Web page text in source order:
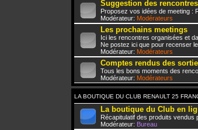
Suggestion des rencontres
Proposez vos idées de meeting :
Modérateur: Modérateurs
Les prochains meetings
Ici les rencontres organisées et
Ne postez ici que pour recenser
Modérateur: Modérateurs
Comptes rendus des
Tous les bons moments des
Modérateur: Modérateurs
LA BOUTIQUE DU CLUB RENAULT 25
La boutique du Club en
Récapitulatif des produits vendus
Modérateur: Bureau